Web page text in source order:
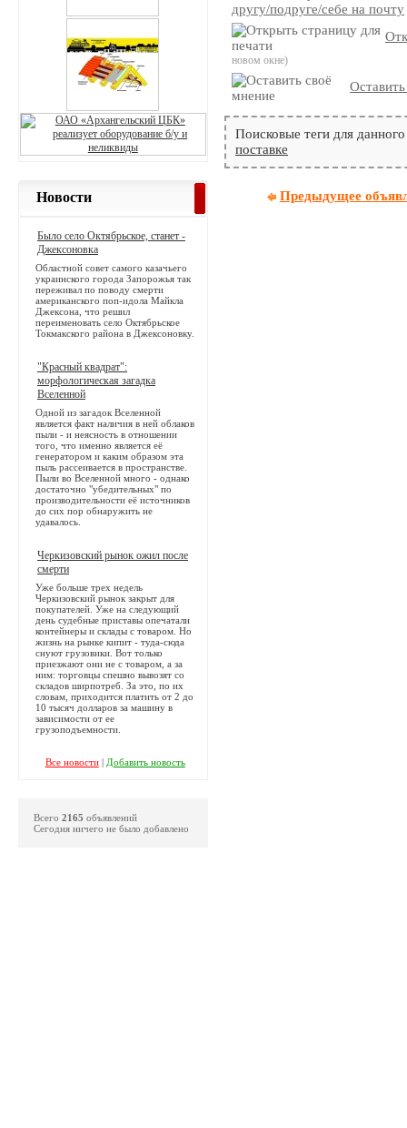
другу/подруге/себе на почту
новом окне)
Поисковые теги для
поставке
Предыдущее
Новости
Было село Октябрьское, станет -
Джексоновка
Областной совет самого казачьего
украинского города Запорожья так
переживал по поводу смерти
американского поп-идола Майкла
Джексона, что решил
переименовать село Октябрьское
Токмакского района в Джексоновку.
"Красный квадрат":
морфологическая загадка
Вселенной
Одной из загадок Вселенной
является факт наличия в ней облаков
пыли - и неясность в отношении
того, что именно является её
генератором и каким образом эта
пыль рассеивается в пространстве.
Пыли во Вселенной много - однако
достаточно "убедительных" по
производительности её источников
до сих пор обнаружить не
удавалось.
Черкизовский рынок ожил после
смерти
Уже больше трех недель
Черкизовский рынок закрыт для
покупателей. Уже на следующий
день судебные приставы опечатали
контейнеры и склады с товаром. Но
жизнь на рынке кипит - туда-сюда
снуют грузовики. Вот только
приезжают они не с товаром, а за
ним: торговцы спешно вывозят со
складов ширпотреб. За это, по их
словам, приходится платить от 2 до
10 тысяч долларов за машину в
зависимости от ее
грузоподъемности.
Все новости| Добавить новость
Всего 2165 объявлений
Сегодня ничего не было добавлено